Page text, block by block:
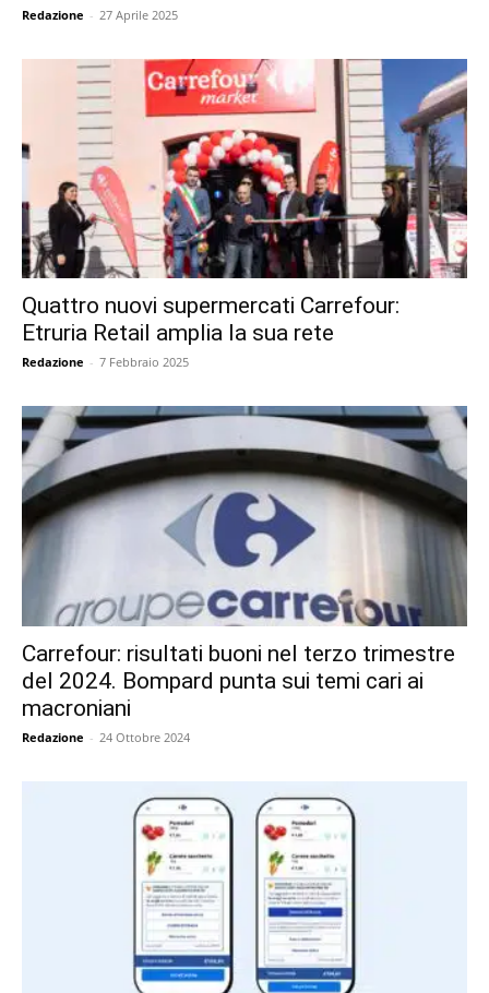
Redazione - 27 Aprile 2025
Quattro nuovi supermercati Carrefour:
Etruria Retail amplia la sua rete
Redazione - 7 Febbraio 2025
Carrefour: risultati buoni nel terzo trimestre
del 2024. Bompard punta sui temi cari ai
macroniani
Redazione - 24 Ottobre 2024